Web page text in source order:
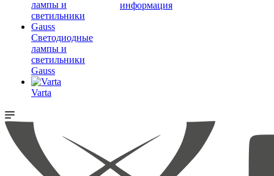
Светодиодные
лампы и
светильники
Gauss
Varta
информация